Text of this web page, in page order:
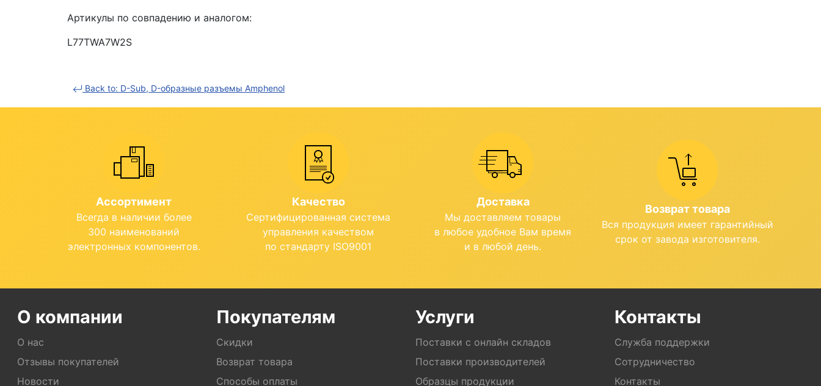
Артикулы по совпадению и аналогом:
L77TWA7W2S
Back to: D-Sub, D-образные разъемы Amphenol
Ассортимент
Всегда в наличии более
300 наименований
электронных компонентов.
Качество
Сертифицированная система
управления качеством
по стандарту ISO9001
Доставка
Мы доставляем товары
в любое удобное Вам время
и в любой день.
Возврат товара
Вся продукция имеет гарантийный
срок от завода изготовителя.
О компании
О нас
Отзывы покупателей
Новости
Покупателям
Скидки
Возврат товара
Способы оплаты
Услуги
Поставки с онлайн складов
Поставки производителей
Образцы продукции
Контакты
Служба поддержки
Сотрудничество
Контакты